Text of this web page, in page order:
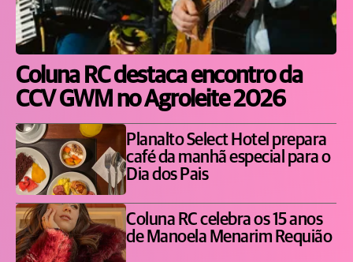
Coluna RC destaca encontro da
CCV GWM no Agroleite 2026
Planalto Select Hotel prepara
café da manhã especial para o
Dia dos Pais
Coluna RC celebra os 15 anos
de Manoela Menarim Requião